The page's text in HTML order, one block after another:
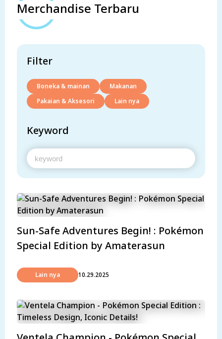
Merchandise Terbaru
Filter
Boneka & mainan
Makanan
Pakaian & Aksesori
Lain nya
Keyword
Sun-Safe Adventures Begin! : Pokémon
Special Edition by Amaterasun
Lain nya 10.29.2025